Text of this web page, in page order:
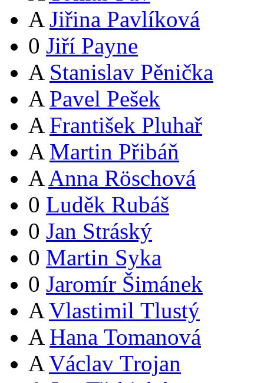
A Jiřina Pavlíková
0 Jiří Payne
A Stanislav Pěnička
A Pavel Pešek
A František Pluhař
A Martin Přibáň
A Anna Röschová
0 Luděk Rubáš
0 Jan Stráský
0 Martin Syka
0 Jaromír Šimánek
A Vlastimil Tlustý
A Hana Tomanová
A Václav Trojan